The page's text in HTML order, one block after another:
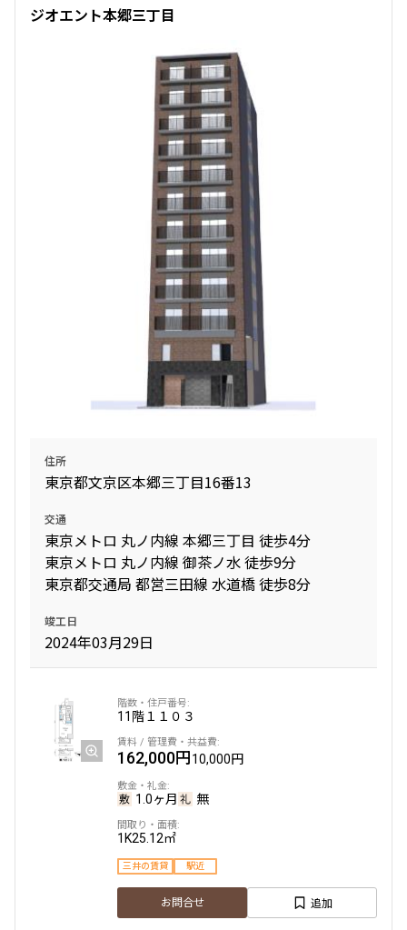
ジオエント本郷三丁目
住所
東京都文京区本郷三丁目16番13
交通
東京メトロ 丸ノ内線 本郷三丁目 徒歩4分
東京メトロ 丸ノ内線 御茶ノ水 徒歩9分
東京都交通局 都営三田線 水道橋 徒歩8分
竣工日
2024年03月29日
11階１１０３
162,000円10,000円
1.0ヶ月 無
1K25.12㎡
三井の賃貸 駅近
お問合せ 追加